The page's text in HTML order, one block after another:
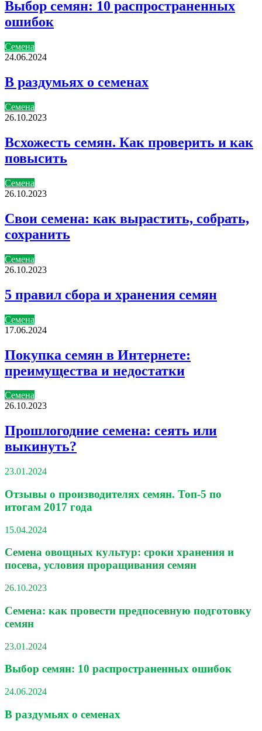
Выбор семян: 10 распространенных
ошибок
Семена
24.06.2024
В раздумьях о семенах
Семена
26.10.2023
Всхожесть семян. Как проверить и как
повысить
Семена
26.10.2023
Свои семена: как вырастить, собрать,
сохранить
Семена
26.10.2023
5 правил сбора и хранения семян
Семена
17.06.2024
Покупка семян в Интернете:
преимущества и недостатки
Семена
26.10.2023
Прошлогодние семена: сеять или
выкинуть?
23.01.2024
Отзывы о производителях семян. Топ-5 по
итогам 2017 года
15.04.2024
Семена овощных культур: сроки хранения и
посева, условия проращивания семян
26.10.2023
Семена: как провести предпосевную подготовку
семян
23.01.2024
Выбор семян: 10 распространенных ошибок
24.06.2024
В раздумьях о семенах